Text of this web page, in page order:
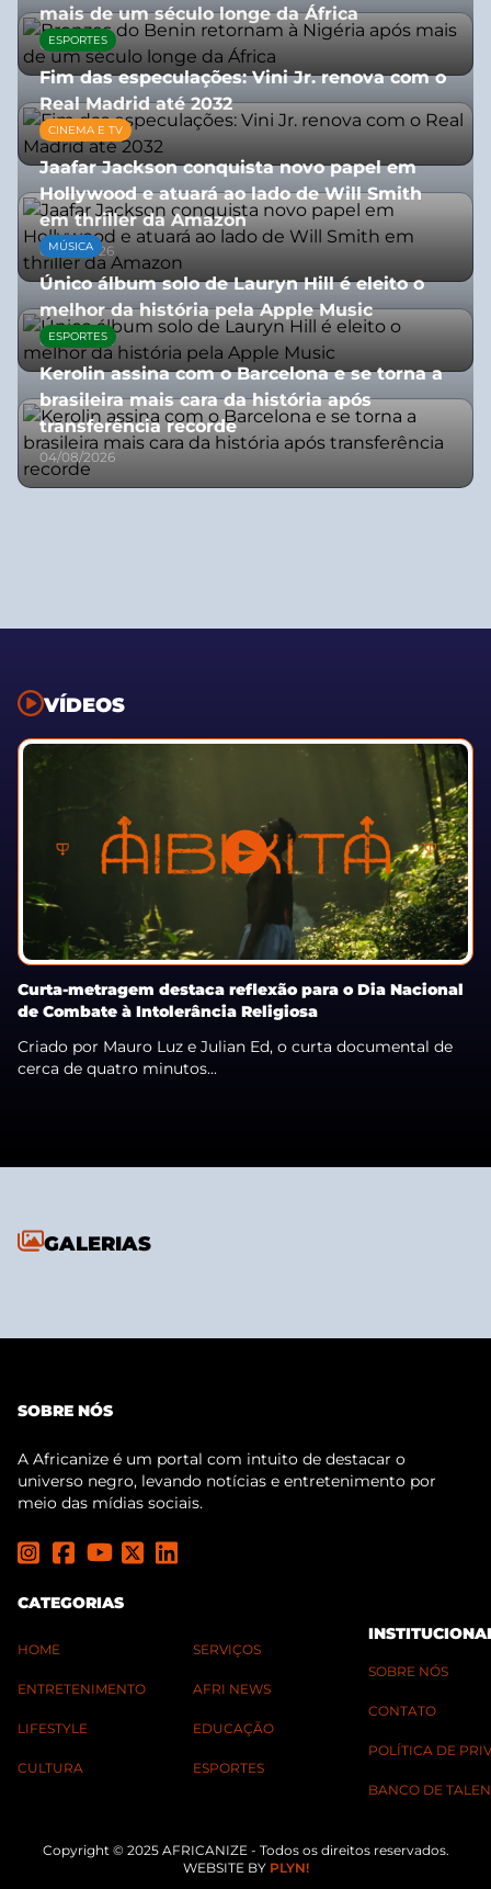
mais de um século longe da África
08/07/2026
ESPORTES
Fim das especulações: Vini Jr. renova com o
Real Madrid até 2032
06/08/2026
CINEMA E TV
Jaafar Jackson conquista novo papel em
Hollywood e atuará ao lado de Will Smith
em thriller da Amazon
06/08/2026
MÚSICA
Único álbum solo de Lauryn Hill é eleito o
melhor da história pela Apple Music
06/08/2026
ESPORTES
Kerolin assina com o Barcelona e se torna a
brasileira mais cara da história após
transferência recorde
04/08/2026
VÍDEOS
Curta-metragem destaca reflexão para o Dia Nacional
de Combate à Intolerância Religiosa
Criado por Mauro Luz e Julian Ed, o curta documental de
cerca de quatro minutos...
GALERIAS
SOBRE NÓS
A Africanize é um portal com intuito de destacar o
universo negro, levando notícias e entretenimento por
meio das mídias sociais.
CATEGORIAS
HOME
ENTRETENIMENTO
LIFESTYLE
CULTURA
SERVIÇOS
AFRI NEWS
EDUCAÇÃO
ESPORTES
SOBRE NÓS
CONTATO
POLÍTICA DE
BANCO DE
Copyright © 2025 AFRICANIZE - Todos os direitos reservados.
WEBSITE BY PLYN!